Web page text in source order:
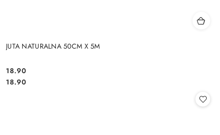
JUTA NATURALNA 50CM X 5M
Cena:
18.90
Cena:
18.90